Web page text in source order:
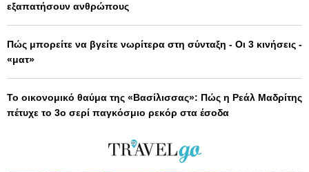
εξαπατήσουν ανθρώπους
Πώς μπορείτε να βγείτε νωρίτερα στη σύνταξη - Οι 3 κινήσεις -
«ματ»
Το οικονομικό θαύμα της «Βασίλισσας»: Πώς η Ρεάλ Μαδρίτης
πέτυχε το 3ο σερί παγκόσμιο ρεκόρ στα έσοδα